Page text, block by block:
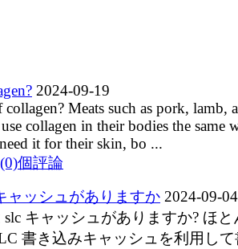
2024-09-19
Meats such as pork, lamb,
collagen in their bodies the same
it for their skin, bo ...
(0)個評論
ャッシュがありますか 2024-09-04
キャッシュがありますか? ほと
書き込みキャッシュを利用し